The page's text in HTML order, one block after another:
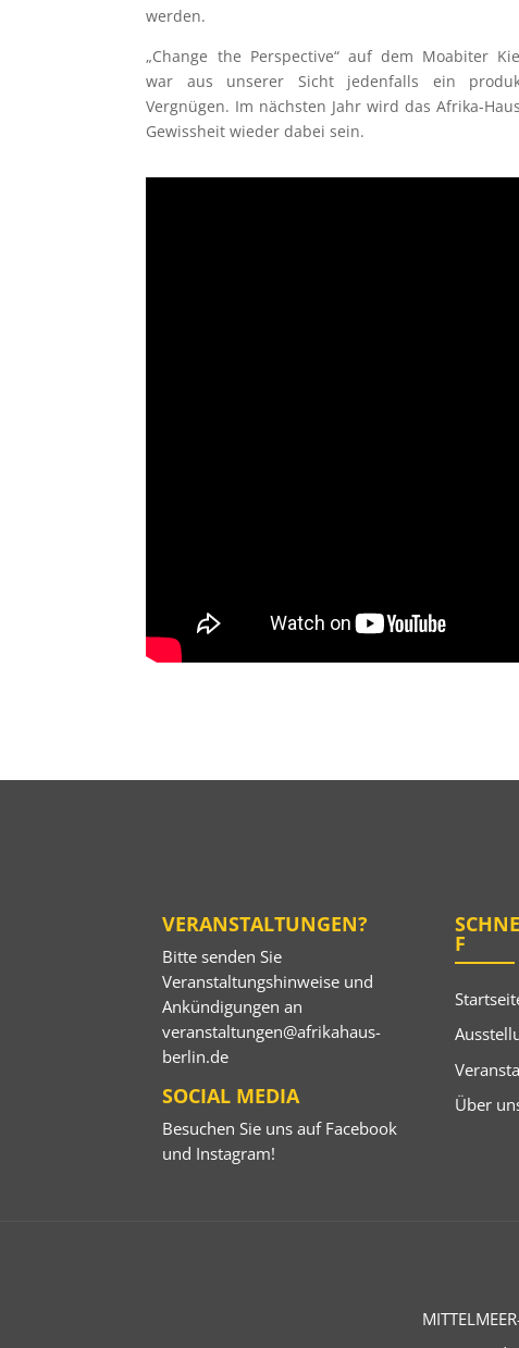
werden.
„Change the Perspective“ auf dem Moabiter
war aus unserer Sicht jedenfalls ein
Vergnügen. Im nächsten Jahr wird das Afrika-
Gewissheit wieder dabei sein.
VERANSTALTUNGEN?
Bitte senden Sie
Veranstaltungshinweise und
Ankündigungen an
veranstaltungen@afrikahaus-
berlin.de
SOCIAL MEDIA
Besuchen Sie uns auf Facebook
und Instagram!
F
Über